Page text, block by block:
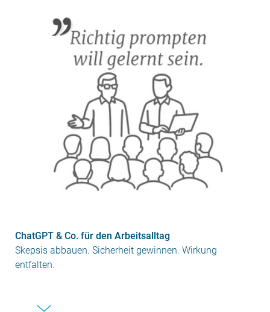
ChatGPT & Co. für den Arbeitsalltag
Skepsis abbauen. Sicherheit gewinnen. Wirkung
entfalten.